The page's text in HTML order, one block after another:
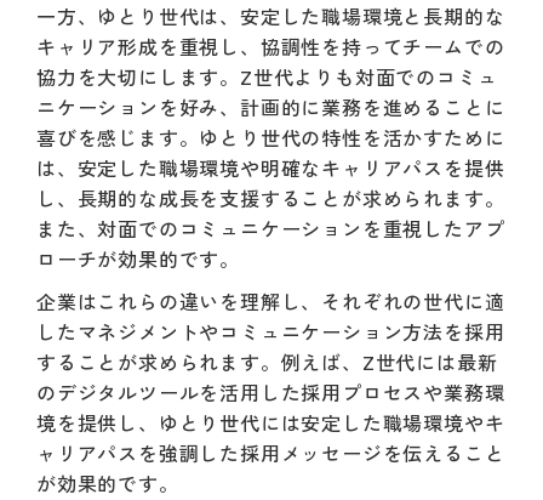
一方、ゆとり世代は、安定した職場環境と長期的な
キャリア形成を重視し、協調性を持ってチームでの
協力を大切にします。Z世代よりも対面でのコミュ
ニケーションを好み、計画的に業務を進めることに
喜びを感じます。ゆとり世代の特性を活かすために
は、安定した職場環境や明確なキャリアパスを提供
し、長期的な成長を支援することが求められます。
また、対面でのコミュニケーションを重視したアプ
ローチが効果的です。
企業はこれらの違いを理解し、それぞれの世代に適
したマネジメントやコミュニケーション方法を採用
することが求められます。例えば、Z世代には最新
のデジタルツールを活用した採用プロセスや業務環
境を提供し、ゆとり世代には安定した職場環境やキ
ャリアパスを強調した採用メッセージを伝えること
が効果的です。